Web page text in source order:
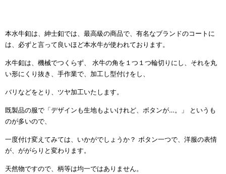
本水牛釦は、紳士釦では、最高級の商品で、有名なブランドのコートに
は、必ずと言って良いほど本水牛が使われております。
水牛釦は、機械でつくらず、 水牛の角を１つ１つ輪切りにし、それを丸
い形にくり抜き、手作業で、加工し型付けをし、
バリなどをとり、ツヤ加工いたします。
既製品の服で「デザインも生地もよいけれど、ボタンが…。」 というも
のが多いので、
一度付け変えてみては、いかがでしょうか？ ボタン一つで、洋服の表情
が、ががらりと変わります。
天然物ですので、柄等は均一ではありません。